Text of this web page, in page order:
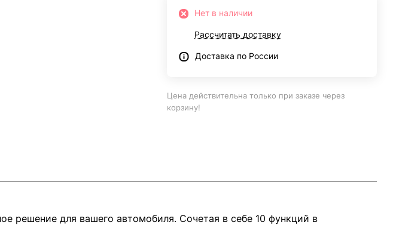
Нет в наличии
Рассчитать доставку
Доставка по России
Цена действительна только при заказе через
корзину!
решение для вашего автомобиля. Сочетая в себе 10 функций в